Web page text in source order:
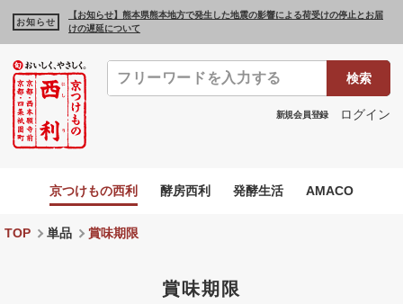
お知らせ
【お知らせ】熊本県熊本地方で発生した地震の影響による荷受けの停止とお届
けの遅延について
検索
新規会員登録 ログイン
京つけもの西利 酵房西利 発酵生活 AMACO
TOP 単品 賞味期限
賞味期限